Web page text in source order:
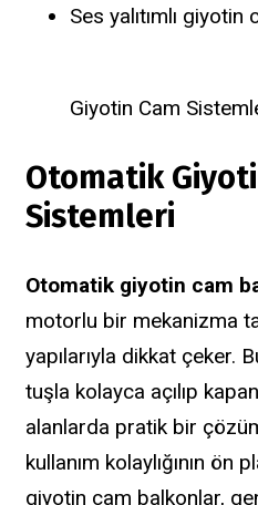
Ses yalıtımlı
Giyotin Cam
Otomatik
Sistemleri
Otomatik giyotin cam
motorlu bir mekanizma
yapılarıyla dikkat çeker.
tuşla kolayca açılıp
alanlarda pratik bir
kullanım kolaylığının
giyotin cam balkonlar,